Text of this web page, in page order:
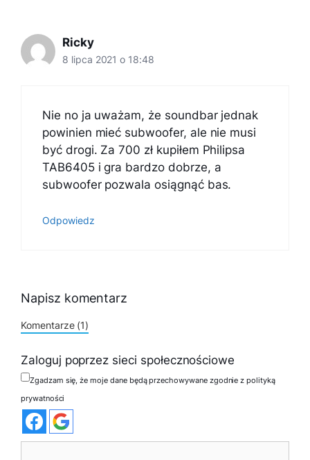
Ricky
8 lipca 2021 o 18:48
Nie no ja uważam, że soundbar jednak
powinien mieć subwoofer, ale nie musi
być drogi. Za 700 zł kupiłem Philipsa
TAB6405 i gra bardzo dobrze, a
subwoofer pozwala osiągnąć bas.
Odpowiedz
Napisz komentarz
Komentarze (1)
Zaloguj poprzez sieci społecznościowe
Zgadzam się, że moje dane będą przechowywane zgodnie z polityką
prywatności